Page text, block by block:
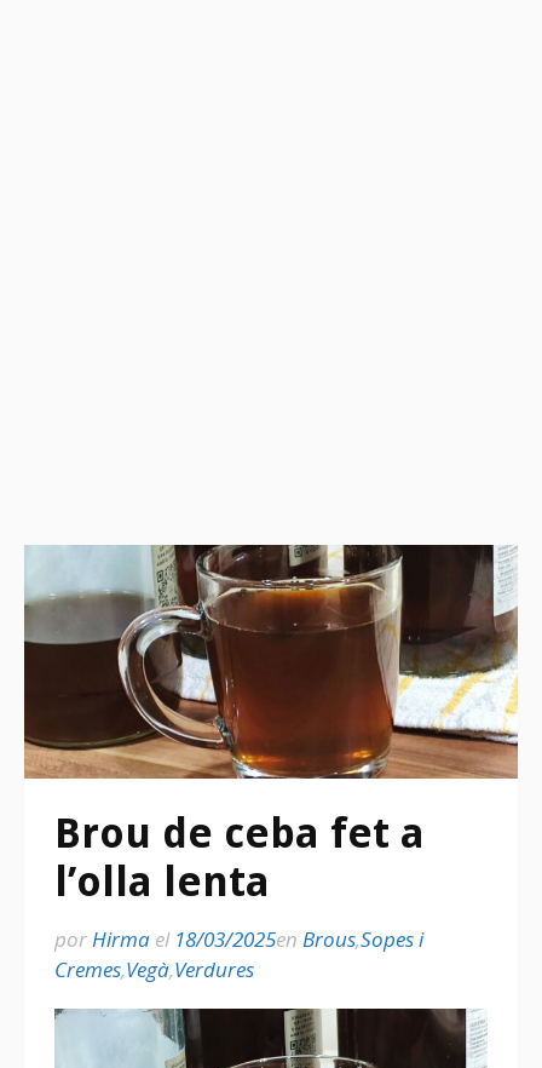
Brou de ceba fet a
l’olla lenta
porHirma el 18/03/2025en Brous,Sopes i
Cremes,Vegà,Verdures